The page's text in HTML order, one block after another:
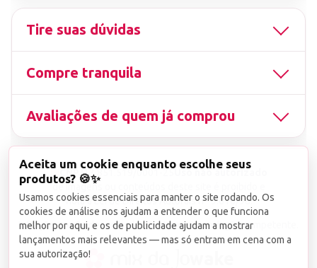
Tire suas dúvidas
Compre tranquila
Avaliações de quem já comprou
▤ CNPJ13.851.519/0001-25
de imagens ou conteúdos deste site é proibido e
viola a Lei de Direitos Autorais nº 9.610/98.
Infrações serão denunciadas diretamente ao órgão competente.
Aceita um cookie enquanto escolhe seus
produtos? 🍪✨
Usamos cookies essenciais para manter o site rodando. Os
cookies de análise nos ajudam a entender o que funciona
melhor por aqui, e os de publicidade ajudam a mostrar
lançamentos mais relevantes — mas só entram em cena com a
sua autorização!